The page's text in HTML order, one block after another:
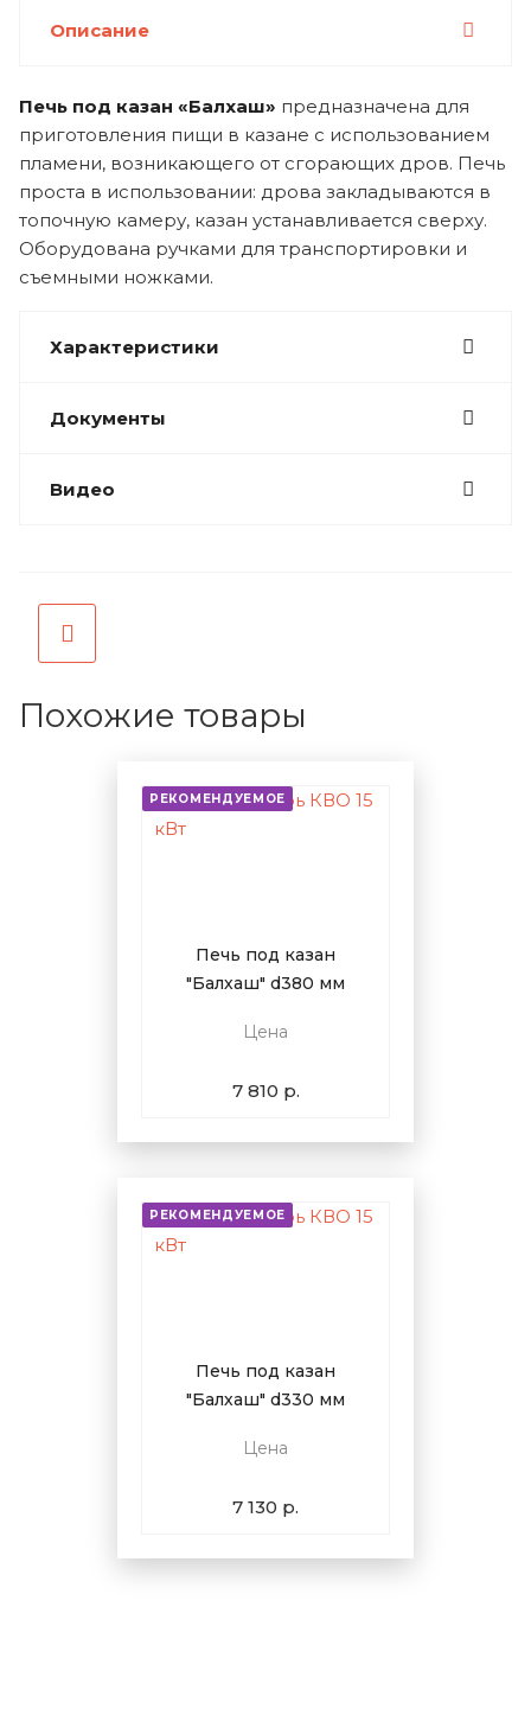
Описание
Печь под казан «Балхаш» предназначена для
приготовления пищи в казане с использованием
пламени, возникающего от сгорающих дров. Печь
проста в использовании: дрова закладываются в
топочную камеру, казан устанавливается сверху.
Оборудована ручками для транспортировки и
съемными ножками.
Характеристики
Документы
Видео
Похожие товары
РЕКОМЕНДУЕМОЕ
Печь под казан
"Балхаш" d380 мм
Цена
7 810 р.
РЕКОМЕНДУЕМОЕ
Печь под казан
"Балхаш" d330 мм
Цена
7 130 р.